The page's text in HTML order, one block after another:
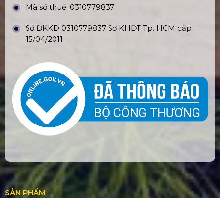
Mã số thuế: 0310779837
Số ĐKKD 0310779837 Sở KHĐT Tp. HCM cấp
15/04/2011
SẢN PHẨM